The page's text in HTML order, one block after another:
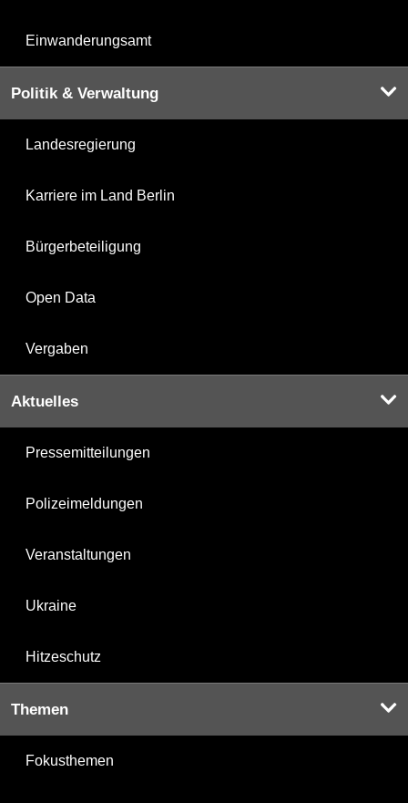
Einwanderungsamt
Politik & Verwaltung
Landesregierung
Karriere im Land Berlin
Bürgerbeteiligung
Open Data
Vergaben
Aktuelles
Pressemitteilungen
Polizeimeldungen
Veranstaltungen
Ukraine
Hitzeschutz
Themen
Fokusthemen